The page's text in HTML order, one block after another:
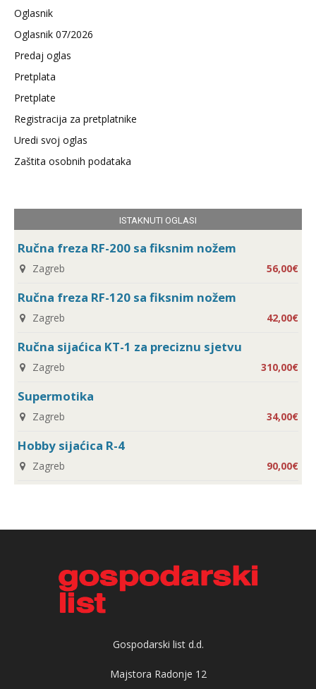
Oglasnik
Oglasnik 07/2026
Predaj oglas
Pretplata
Pretplate
Registracija za pretplatnike
Uredi svoj oglas
Zaštita osobnih podataka
ISTAKNUTI OGLASI
Ručna freza RF-200 sa fiksnim nožem
Zagreb 56,00€
Ručna freza RF-120 sa fiksnim nožem
Zagreb 42,00€
Ručna sijaćica KT-1 za preciznu sjetvu
Zagreb 310,00€
Supermotika
Zagreb 34,00€
Hobby sijaćica R-4
Zagreb 90,00€
Gospodarski list d.d.
Majstora Radonje 12